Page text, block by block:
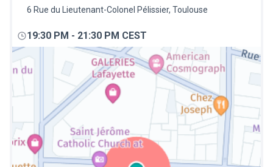
6 Rue du Lieutenant-Colonel Pélissier, Toulouse
19:30 PM - 21:30 PM CEST